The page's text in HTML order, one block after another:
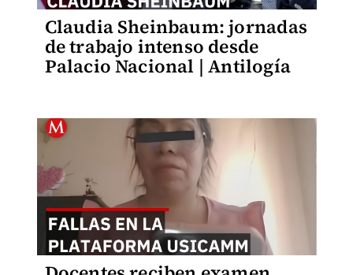
Claudia Sheinbaum: jornadas
de trabajo intenso desde
Palacio Nacional | Antilogía